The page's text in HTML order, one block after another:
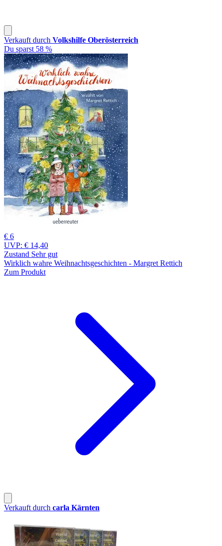
Verkauft durch Volkshilfe Oberösterreich
Du sparst 58 %
€ 6
UVP: € 14,40
Zustand Sehr gut
Wirklich wahre Weihnachtsgeschichten - Margret Rettich
Zum Produkt
Verkauft durch carla Kärnten